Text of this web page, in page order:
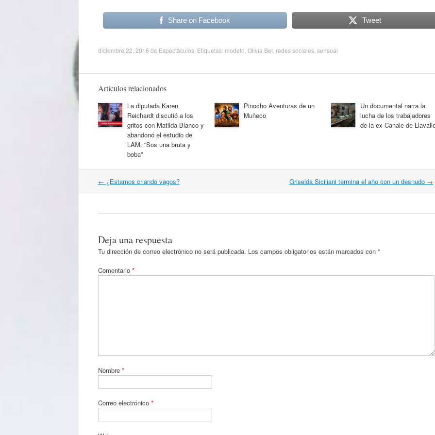
Share on Facebook Tweet
diciembre 22, 2016 de Espectáculos . Etiquetas: modelo Olivia Bel redes sociales sensual
Artículos relacionados
La diputada Karen
Reichardt discutió a los
gritos con Matilda Blanco y
abandonó el estudio de
LAM: “Sos una bruta y
boba”
Pinocho Aventuras de un
Muñeco
Un documental narra la
lucha de los trabajadores
de la ex Canale de
Navegación
← ¿Estamos criando vagos? Griselda Siciliani termina el año con un desnudo →
Deja una respuesta
Tu dirección de correo electrónico no será publicada. Los campos obligatorios están marcados con *
Comentario *
Nombre *
Correo electrónico *